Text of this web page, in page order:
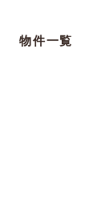
物件一覧